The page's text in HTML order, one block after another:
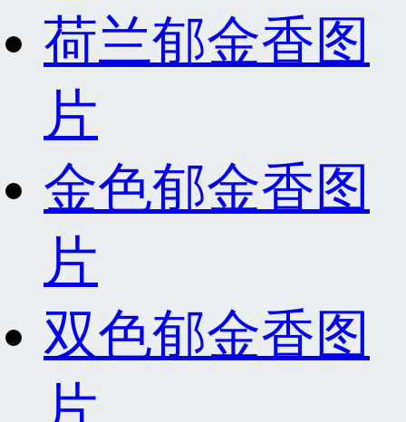
荷兰郁金香图
片
金色郁金香图
片
双色郁金香图
片